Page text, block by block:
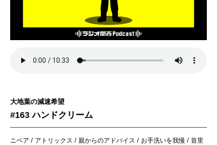
大地葉の減速希望
#163 ハンドクリーム
ニベア / アトリックス / 親からのアドバイス / お手洗いを我慢 / 首里